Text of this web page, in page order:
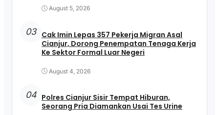
August 5, 2026
03 Cak Imin Lepas 357 Pekerja Migran Asal
Cianjur, Dorong Penempatan Tenaga Kerja
Ke Sektor Formal Luar Negeri
August 4, 2026
04 Polres Cianjur Sisir Tempat Hiburan,
Seorang Pria Diamankan Usai Tes Urine